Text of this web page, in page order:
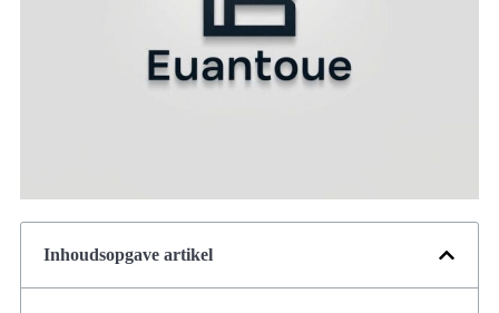
Inhoudsopgave artikel